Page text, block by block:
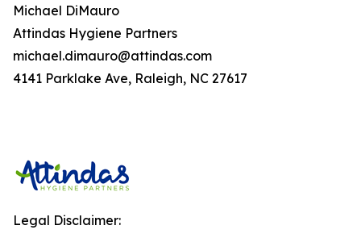
Michael DiMauro
Attindas Hygiene Partners
michael.dimauro@attindas.com
4141 Parklake Ave, Raleigh, NC 27617
Legal Disclaimer: